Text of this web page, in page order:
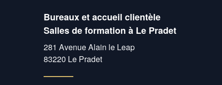
Bureaux et accueil clientèle
Salles de formation à Le Pradet
281 Avenue Alain le Leap
83220 Le Pradet